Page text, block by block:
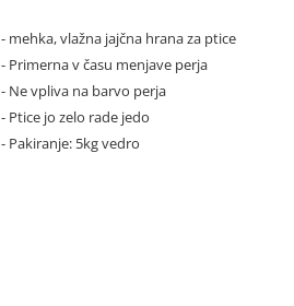
- mehka, vlažna jajčna hrana za ptice
- Primerna v času menjave perja
- Ne vpliva na barvo perja
- Ptice jo zelo rade jedo
- Pakiranje: 5kg vedro